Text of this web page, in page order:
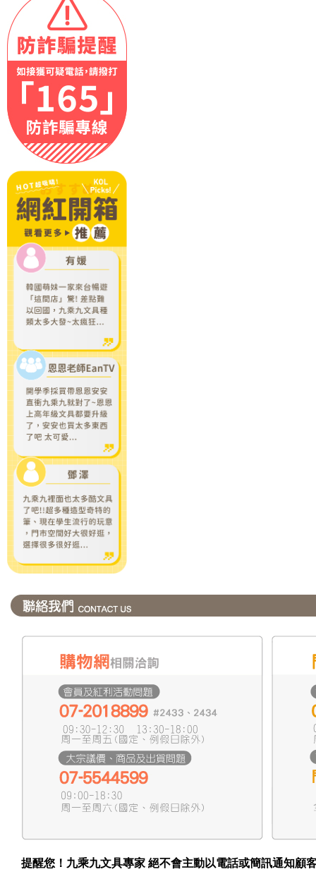
提醒您！九乘九文具專家 絕不會主動以電話或簡訊通知顧